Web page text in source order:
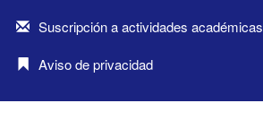
Suscripción a actividades académicas
Aviso de privacidad